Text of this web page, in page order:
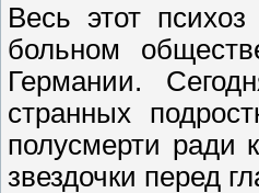
Весь этот
больном
Германии.
странных
полусмерти ради
звездочки перед